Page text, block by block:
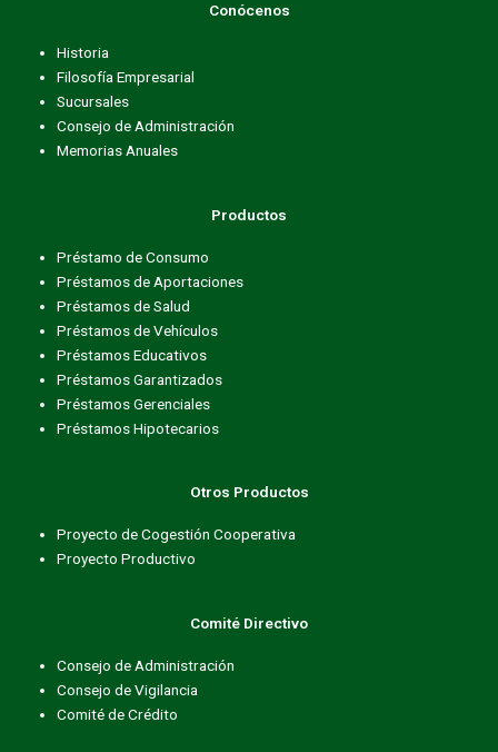
k
e
Conócenos
Historia
Filosofía Empresarial
Sucursales
Consejo de Administración
Memorias Anuales
Productos
Préstamo de Consumo
Préstamos de Aportaciones
Préstamos de Salud
Préstamos de Vehículos
Préstamos Educativos
Préstamos Garantizados
Préstamos Gerenciales
Préstamos Hipotecarios
Otros Productos
Proyecto de Cogestión Cooperativa
Proyecto Productivo
Comité Directivo
Consejo de Administración
Consejo de Vigilancia
Comité de Crédito